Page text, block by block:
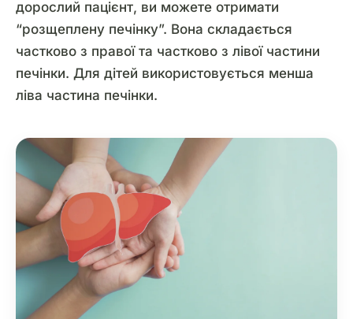
дорослий пацієнт, ви можете отримати
“розщеплену печінку”. Вона складається
частково з правої та частково з лівої частини
печінки. Для дітей використовується менша
ліва частина печінки.